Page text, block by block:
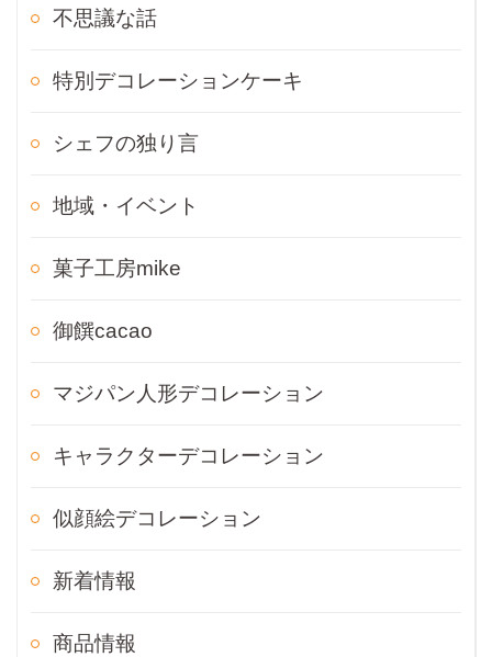
不思議な話
特別デコレーションケーキ
シェフの独り言
地域・イベント
菓子工房mike
御饌cacao
マジパン人形デコレーション
キャラクターデコレーション
似顔絵デコレーション
新着情報
商品情報